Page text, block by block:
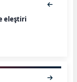
eleştiri